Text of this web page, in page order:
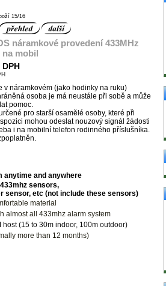
15/16
náramkové provedení 433MHz
mobil
v náramkovém (jako hodinky na ruku)
osoba je má neustále při sobě a může
pomoc.
pro starší osamělé osoby, které při
mohou odeslat nouzový signál žádosti
i na mobilní telefon rodinného příslušníka.
anytime and anywhere
sensors,
sensor, etc (not include these sensors)
material
almost all 433mhz alarm system
host (15 to 30m indoor, 100m outdoor)
more than 12 months)